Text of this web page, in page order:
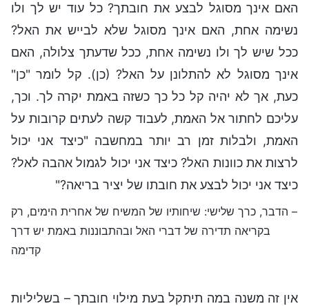
האם אינך מסוגל לבצע את חובתך? כל עוד יש לך ולו
נשימה אחת, האם אינך מסוגל שלא לבייש את האל?
ככל שיש לך ולו נשימה אחת, ככל שדעתך צלולה, האם
אינך מסוגל לא להתלונן על האל? (כן). קל לומר "כן"
כעת, אך לא יהיה קל כל כך כשזה באמת יקרה לך. וכך,
עליכם לחתור אל האמת, לעבוד קשה לעתים קרובות על
האמת, ולבלות זמן רב יותר במחשבה "כיצד אני יכול
לרצות את כוונות האל? כיצד אני יכול לגמול אהבה לאל?
כיצד אני יכול לבצע את חובתו של יציר בריאה?"
– הדבר, כרך שלישי: שיחותיו של המשיח של אחרית הימים, רק
בקריאה תדירה של דברי האל ובהתבוננות באמת יש דרך
קדימה
אין זה משנה במה תיתקל בעת מילוי חובתך – בשליליות